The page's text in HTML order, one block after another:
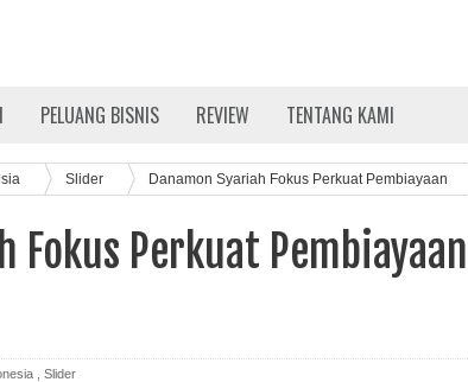
PELUANG BISNIS REVIEW TENTANG KAMI
Slider
Danamon Syariah Fokus Perkuat Pembiayaan
Fokus Perkuat Pembiayaan
Slider